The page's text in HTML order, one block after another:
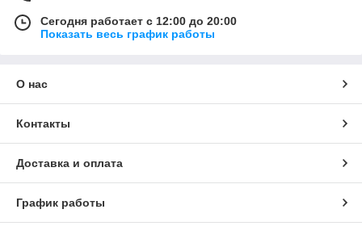
Сегодня работает с 12:00 до 20:00
Показать весь график работы
О нас
Контакты
Доставка и оплата
График работы